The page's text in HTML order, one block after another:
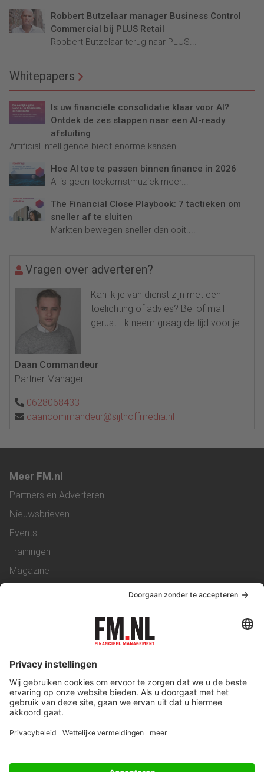
Robbert Butzelaar manager Business Control
Commercial bij PLUS Retail
Robbert Butzelaar terug naar PLUS...
Whitepapers
Is uw financiële consolidatie klaar voor AI?
Ontdek de zes stappen naar een AI-ready
afsluiting
Artificial Intelligence biedt enorme kansen...
Hoe AI toe te passen binnen finance in 2026
AI is geen toekomstmuziek meer...
The Financial Close Playbook: 7 tactieken om
sneller af te sluiten
Markten bewegen sneller dan ooit....
Vragen over adverteren?
Kan ik je van dienst zijn met een
toelichting of advies? Bel of mail
gerust. Ik neem graag de tijd voor je.
Daan Commandeur
Partner Manager
0628068433
daancommandeur@sijthoffmedia.nl
Meer FM.nl
Partners en Adverteren
Nieuwsbrieven
Events
Trainingen
Magazine
Service & Contact
Werken bij ons
Privacy Statement
Algemene Voorwaarden